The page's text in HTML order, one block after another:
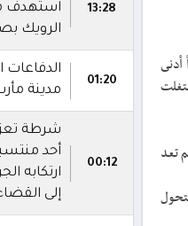
تعد
13:28
استهدف
الرويك
01:20
مدينة
00:12
شرطة
أحد
ارتكابه
إلى